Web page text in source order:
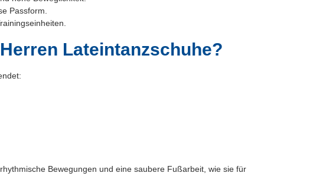
Passform.
Lateintanzschuhe?
Bewegungen und eine saubere Fußarbeit, wie sie für